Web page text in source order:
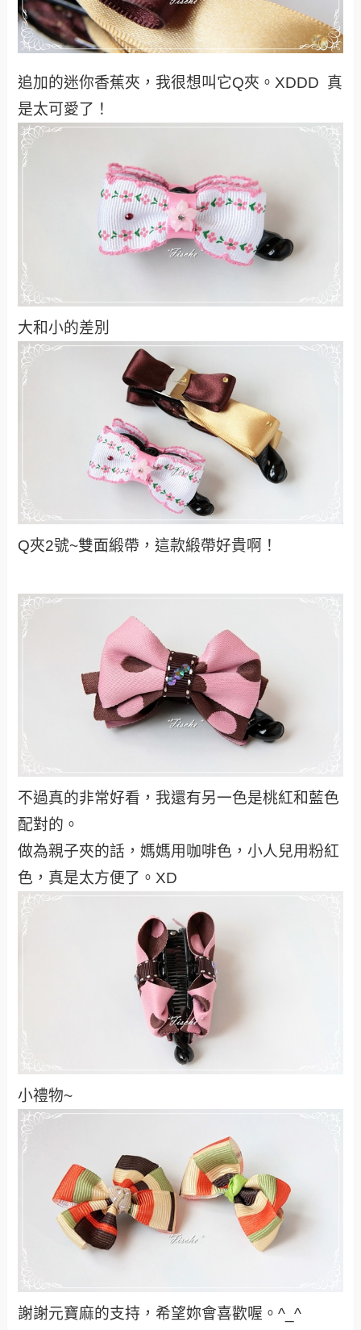
追加的迷你香蕉夾，我很想叫它Q夾。XDDD 真
是太可愛了！
大和小的差別
Q夾2號~雙面緞帶，這款緞帶好貴啊！
不過真的非常好看，我還有另一色是桃紅和藍色
配對的。
做為親子夾的話，媽媽用咖啡色，小人兒用粉紅
色，真是太方便了。XD
小禮物~
謝謝元寶麻的支持，希望妳會喜歡喔。^_^